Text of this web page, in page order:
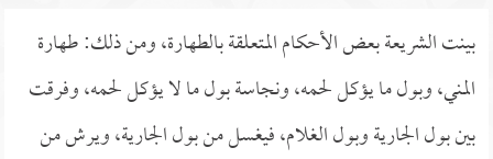
بينت الشريعة بعض الأحكام المتعلقة بالطهارة، ومن ذلك: طهارة
المني، وبول ما يؤكل لحمه، ونجاسة بول ما لا يؤكل لحمه، وفرقت
بين بول الجارية وبول الغلام، فيغسل من بول الجارية، ويرش من